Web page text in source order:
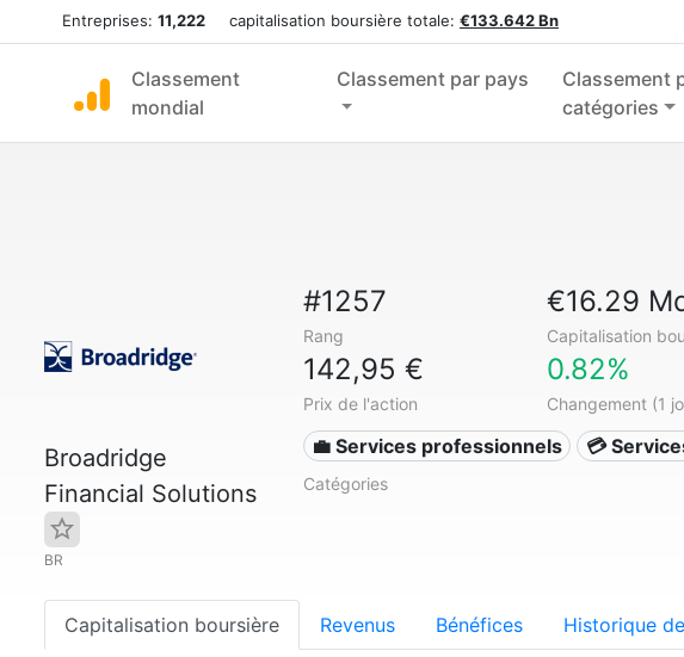
Entreprises: 11,222 capitalisation boursière totale: €133.642 Bn
Classement
mondial
Classement par pays
Classement
catégories
Broadridge
Financial Solutions
BR
#1257
Rang
€16.29
Capitalisation
142,95 €
Prix de l'action
0.82%
Changement (1
💼 Services professionnels 💳
Catégories
Capitalisation boursière Revenus Bénéfices Historique